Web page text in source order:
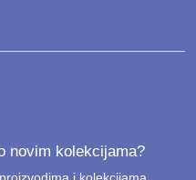
novim kolekcijama?
i kolekcijama